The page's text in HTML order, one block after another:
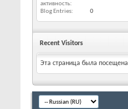
активность
Blog Entries 0
Recent Visitors
Эта страница была посещена